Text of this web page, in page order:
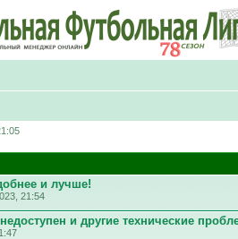
и лучше!
21:54
и другие технические